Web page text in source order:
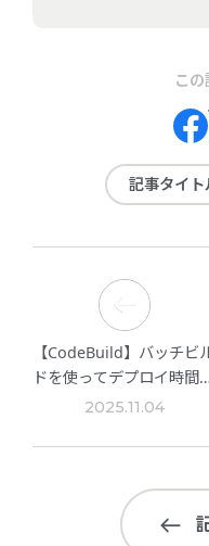
こ
記事タイ
【CodeBuild】バッチビ
ドを使ってデプロイ時間
短くしてみた2025.11.04